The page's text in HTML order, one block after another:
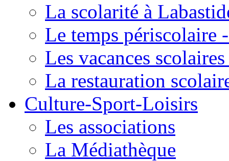
La scolarité à
Le temps périscolaire
Les vacances
La restauration
Culture-Sport-Loisirs
Les associations
La Médiathèque